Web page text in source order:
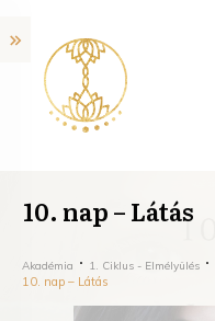
10. nap – Látás
Akadémia 1. Ciklus - Elmélyülés
10. nap – Látás